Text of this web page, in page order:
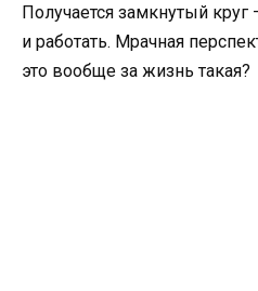
Получается замкнутый
и работать. Мрачная
это вообще за жизнь такая?